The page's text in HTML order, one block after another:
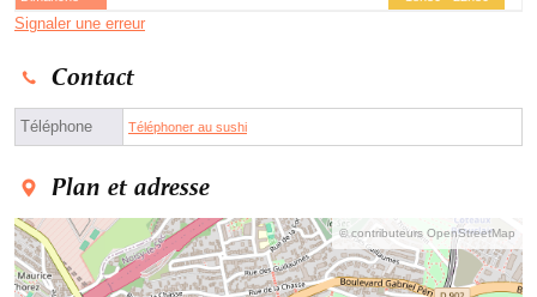
Signaler une erreur
Contact
Téléphone Téléphoner au sushi
Plan et adresse
© contributeurs OpenStreetMap